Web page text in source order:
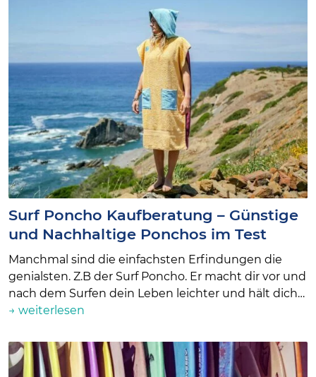
Surf Poncho Kaufberatung – Günstige
und Nachhaltige Ponchos im Test
Manchmal sind die einfachsten Erfindungen die
genialsten. Z.B der Surf Poncho. Er macht dir vor und
nach dem Surfen dein Leben leichter und hält dich…
→ weiterlesen